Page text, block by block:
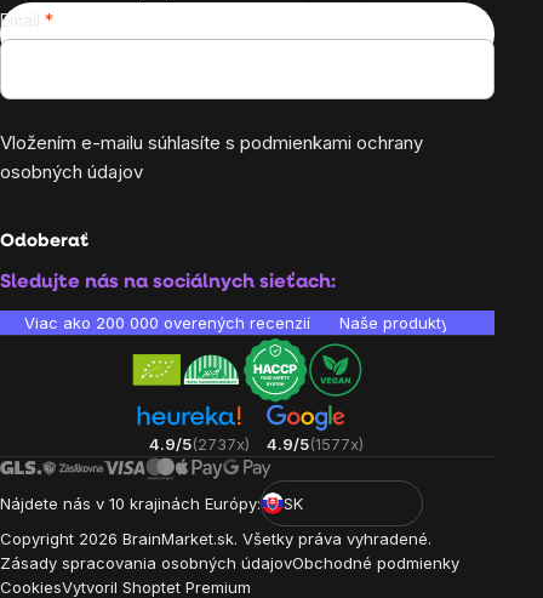
Email
Vložením e-mailu súhlasíte s podmienkami ochrany
osobných údajov
Odoberať
Sledujte nás na sociálnych sieťach:
Viac ako 200 000 overených recenzií Naše produkty sú
4.9/5(2737x) 4.9/5(1577x)
Nájdete nás v 10 krajinách Európy:
SK
Copyright 2026 BrainMarket.sk. Všetky práva vyhradené.
Zásady spracovania osobných údajovObchodné podmienky
CookiesVytvoril Shoptet Premium